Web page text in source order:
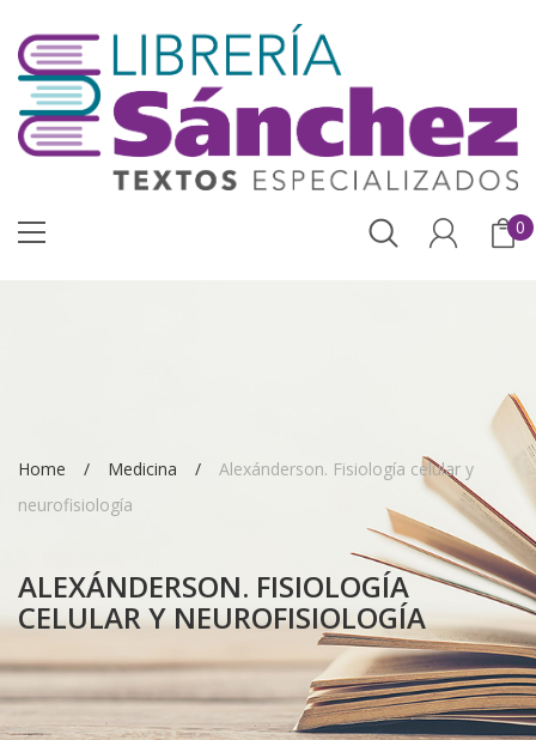
0
Home Medicina
Alexánderson. Fisiología celular y
neurofisiología
ALEXÁNDERSON. FISIOLOGÍA
CELULAR Y NEUROFISIOLOGÍA